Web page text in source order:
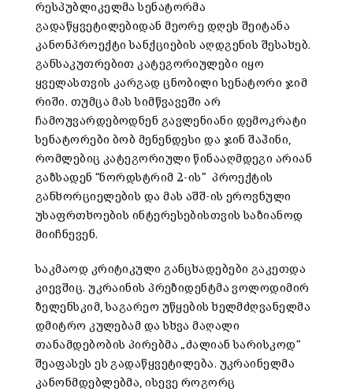
რესპუბლიკელმა სენატორმა
გადაწყვეტილებიდან მეორე დღეს შეიტანა
კანონპროექტი სანქციების აღდგენის შესახებ.
განსაკუთრებით კატეგორიულები იყო
ყველასთვის კარგად ცნობილი სენატორი ჯიმ
რიში. თუმცა მას სიმწვავეში არ
ჩამოუვარდებოდნენ გავლენიანი დემოკრატი
სენატორები ბობ მენენდესი და ჯინ შაჰინი,
რომლებიც კატეგორიული წინააღმდეგი არიან
გაზსადენ “ნორდსტრიმ 2-ის” პროექტის
განხორციელების და მას აშშ-ის ეროვნული
უსაფრთხოების ინტერესებისთვის საზიანოდ
მიიჩნევენ.
საკმაოდ კრიტიკული განცხადებები გაკეთდა
კიევშიც. უკრაინის პრეზიდენტმა ვოლოდიმირ
ზელენსკიმ, საგარეო უწყების ხელმძღვანელმა
დმიტრო კულებამ და სხვა მაღალი
თანამდებობის პირებმა „ძალიან სარისკოდ“
შეაფასეს ეს გადაწყვეტილება. უკრაინელმა
კანონმდებლებმა, ისევე როგორც